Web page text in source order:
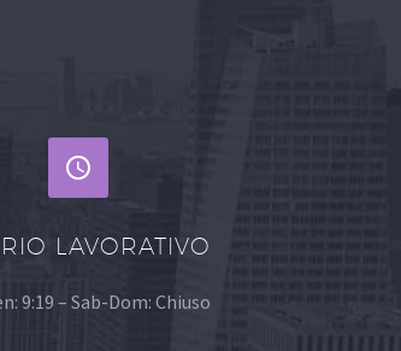


LAVORATIVO
9:19 – Sab-Dom: Chiuso